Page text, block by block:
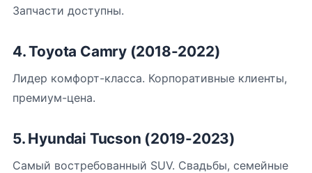
Запчасти доступны.
4. Toyota Camry (2018-2022)
Лидер комфорт-класса. Корпоративные клиенты,
премиум-цена.
5. Hyundai Tucson (2019-2023)
Самый востребованный SUV. Свадьбы, семейные